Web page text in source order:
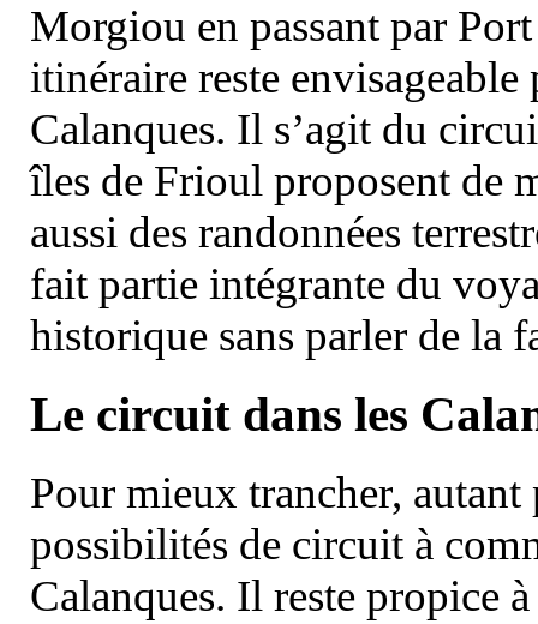
Morgiou en passant par
itinéraire reste
Calanques. Il s’agit du
îles de Frioul proposent de
aussi des randonnées
fait partie intégrante du
historique sans parler de la
Le circuit dans les
Pour mieux trancher, autant
possibilités de circuit à
Calanques. Il reste propice